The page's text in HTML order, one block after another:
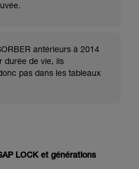
antérieurs à 2014
durée de vie, ils
pas dans les tableaux
LOCK et générations